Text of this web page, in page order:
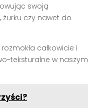
swoją
czy nawet do
całkowicie i
teksturalne w naszym